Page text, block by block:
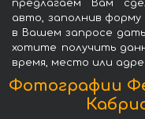
предлагаем Вам
авто, заполнив форму
в Вашем запросе
хотите получить
время, место или
Фотографии